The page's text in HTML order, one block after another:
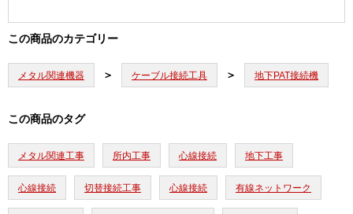
この商品のカテゴリー
メタル関連機器 ケーブル接続工具 地下PAT接続機
この商品のタグ
メタル関連工事 所内工事 心線接続 地下工事
心線接続 切替接続工事 心線接続 有線ネットワーク